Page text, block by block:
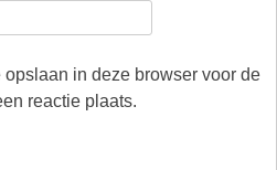
in deze browser voor de
reactie plaats.